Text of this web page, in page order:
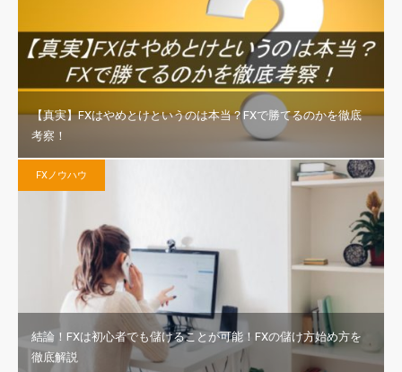
【真実】FXはやめとけというのは本当？FXで勝てるのかを徹底
考察！
FXノウハウ
結論！FXは初心者でも儲けることが可能！FXの儲け方始め方を
徹底解説